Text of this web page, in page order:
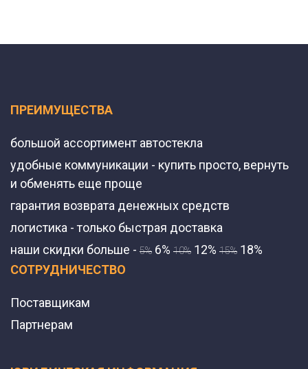
ПРЕИМУЩЕСТВА
большой ассортимент автостекла
удобные коммуникации - купить просто, вернуть
и обменять еще проще
гарантия возврата денежных средств
логистика - только быстрая доставка
наши скидки больше - 5% 6% 10% 12% 15% 18%
СОТРУДНИЧЕСТВО
Поставщикам
Партнерам